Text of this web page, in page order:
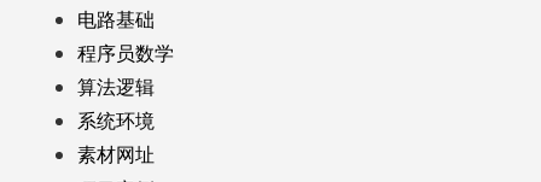
电路基础
程序员数学
算法逻辑
系统环境
素材网址